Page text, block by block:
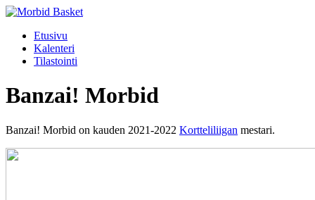
Etusivu
Kalenteri
Tilastointi
Banzai! Morbid
Banzai! Morbid on kauden 2021-2022 Kortteliliigan mestari.